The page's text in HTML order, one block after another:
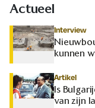
Actueel
Interview
kunnen
Artikel
Is
van zijn